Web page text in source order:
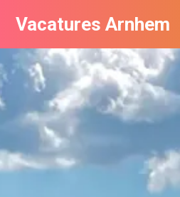
Vacatures Arnhem
Vacatures per bedrijf in Arnhem
Nieuwsbrief feed